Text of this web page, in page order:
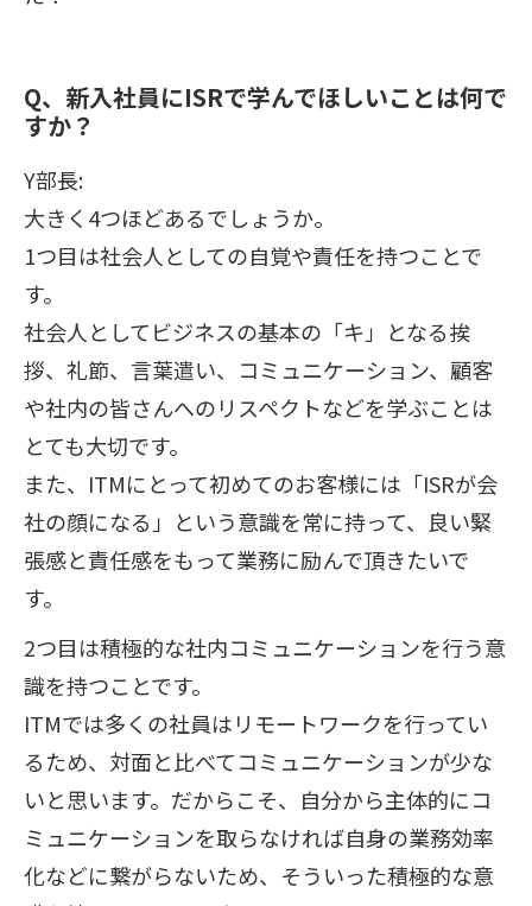
Q、新入社員にISRで学んでほしいことは何で
すか？
Y部長:
大きく4つほどあるでしょうか。
1つ目は社会人としての自覚や責任を持つことで
す。
社会人としてビジネスの基本の「キ」となる挨
拶、礼節、言葉遣い、コミュニケーション、顧客
や社内の皆さんへのリスペクトなどを学ぶことは
とても大切です。
また、ITMにとって初めてのお客様には「ISRが会
社の顔になる」という意識を常に持って、良い緊
張感と責任感をもって業務に励んで頂きたいで
す。
2つ目は積極的な社内コミュニケーションを行う意
識を持つことです。
ITMでは多くの社員はリモートワークを行ってい
るため、対面と比べてコミュニケーションが少な
いと思います。だからこそ、自分から主体的にコ
ミュニケーションを取らなければ自身の業務効率
化などに繋がらないため、そういった積極的な意